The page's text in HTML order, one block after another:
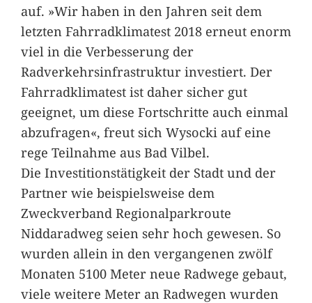
auf. »Wir haben in den Jahren seit dem
letzten Fahrradklimatest 2018 erneut enorm
viel in die Verbesserung der
Radverkehrsinfrastruktur investiert. Der
Fahrradklimatest ist daher sicher gut
geeignet, um diese Fortschritte auch einmal
abzufragen«, freut sich Wysocki auf eine
rege Teilnahme aus Bad Vilbel.
Die Investitionstätigkeit der Stadt und der
Partner wie beispielsweise dem
Zweckverband Regionalparkroute
Niddaradweg seien sehr hoch gewesen. So
wurden allein in den vergangenen zwölf
Monaten 5100 Meter neue Radwege gebaut,
viele weitere Meter an Radwegen wurden